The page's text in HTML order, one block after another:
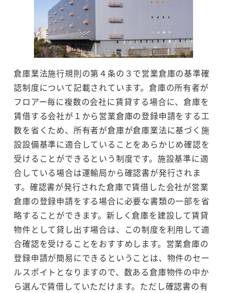
倉庫業法施行規則の第４条の３で営業倉庫の基準確
認制度について記載されています。倉庫の所有者が
フロアー毎に複数の会社に賃貸する場合に、倉庫を
賃借する会社が１から営業倉庫の登録申請をする工
数を省くため、所有者が倉庫が倉庫業法に基づく施
設設備基準に適合していることをあらかじめ確認を
受けることができるという制度です。施設基準に適
合している場合は運輸局から確認書が発行されま
す。確認書が発行された倉庫で賃借した会社が営業
倉庫の登録申請をする場合に必要な書類の一部を省
略することができます。新しく倉庫を建設して賃貸
物件として貸し出す場合は、この制度を利用して適
合確認を受けることをおすすめします。営業倉庫の
登録申請が簡易にできるということは、物件のセー
ルスポイトとなりますので、数ある倉庫物件の中か
ら選んで賃借していただけます。ただし確認書の有